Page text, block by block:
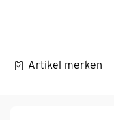
Artikel merken